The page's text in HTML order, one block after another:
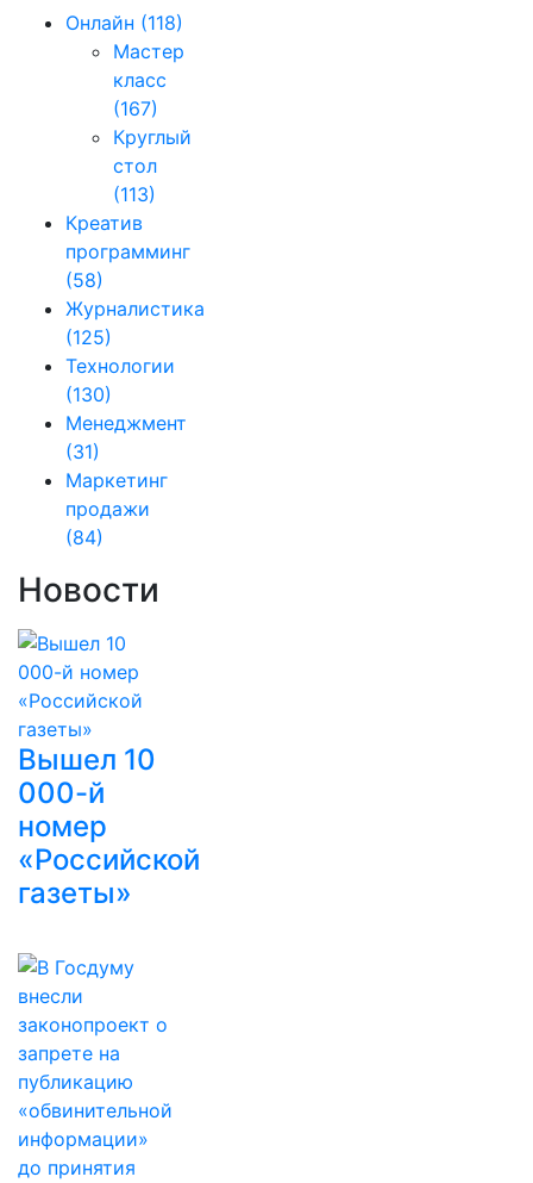
Онлайн (118)
Мастер
класс
(167)
Круглый
стол
(113)
Креатив
программинг
(58)
Журналистика
(125)
Технологии
(130)
Менеджмент
(31)
Маркетинг
продажи
(84)
Новости
Вышел 10
000-й
номер
«Российской
газеты»